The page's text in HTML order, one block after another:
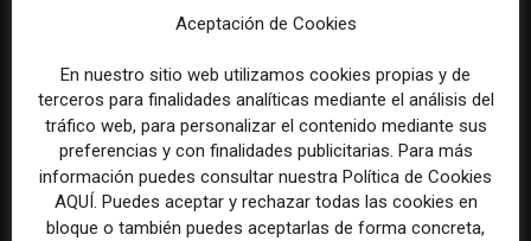
La Marea cierra 2025 con
superávit, pero su
cooperativa pierde 38.542
euros
El Premio Gabo 2026
reconoce cinco historias de
Brasil, España y El Salvador
sobre el poder, la memoria y
la violencia
Aceptación de Cookies
En nuestro sitio web utilizamos cookies propias y de
terceros para finalidades analíticas mediante el análisis del
tráfico web, para personalizar el contenido mediante sus
preferencias y con finalidades publicitarias. Para más
información puedes consultar nuestra Política de Cookies
AQUÍ. Puedes aceptar y rechazar todas las cookies en
bloque o también puedes aceptarlas de forma concreta,